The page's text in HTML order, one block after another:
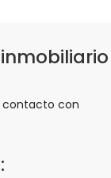
contacto con